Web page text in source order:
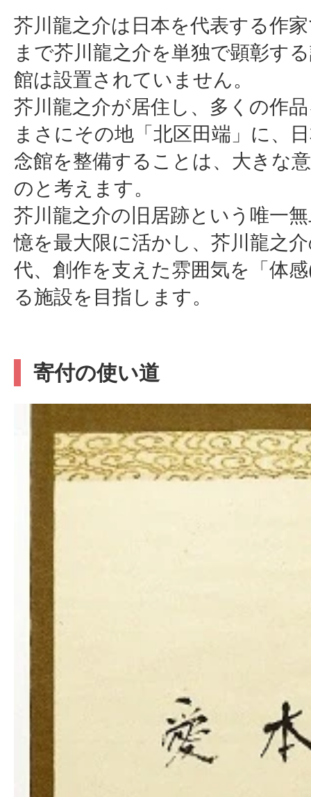
芥川龍之介は日本を代表する作
まで芥川龍之介を単独で顕彰す
館は設置されていません。
芥川龍之介が居住し、多くの作
まさにその地「北区田端」に、
念館を整備することは、大きな
のと考えます。
芥川龍之介の旧居跡という唯一
憶を最大限に活かし、芥川龍之
代、創作を支えた雰囲気を「体
る施設を目指します。
寄付の使い道